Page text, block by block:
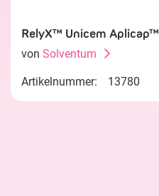
RelyX™ Unicem Aplicap™
von Solventum
Artikelnummer: 13780